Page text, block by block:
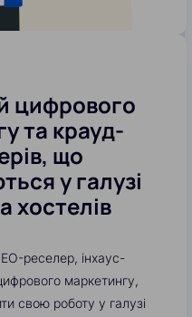
цифрового
та крауд-
що
у галузі
хостелів
реселер, інхаус-
маркетингу,
свою роботу у галузі